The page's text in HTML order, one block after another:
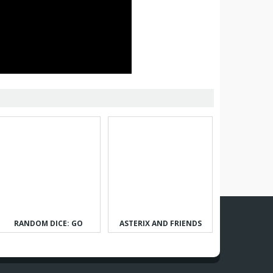
RANDOM DICE: GO ASTERIX AND FRIENDS